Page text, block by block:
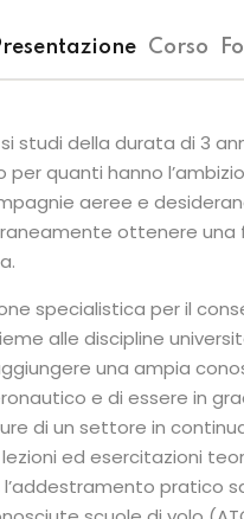
Corso
studi della durata di 3
quanti hanno
aeree e
ottenere una
specialistica per il
alle discipline
una ampia
e di essere in
di un settore in
ed esercitazioni
l’addestramento pratico